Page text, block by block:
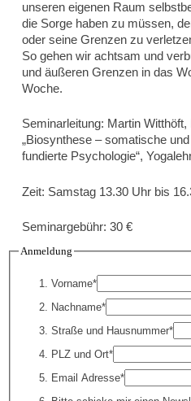
unseren eigenen Raum
die Sorge haben zu müssen,
oder seine Grenzen zu
So gehen wir achtsam und
und äußeren Grenzen in das
Woche.
Seminarleitung: Martin
„Biosynthese – somatische
fundierte Psychologie“,
Zeit: Samstag 13.30 Uhr bis
Seminargebühr:30 €
Anmeldung
Vorname*
Nachname*
Straße und Hausnummer*
PLZ und Ort*
Email Adresse*